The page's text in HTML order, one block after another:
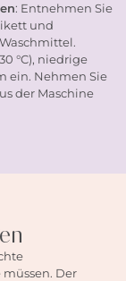
: Entnehmen Sie
und
°C), niedrige
ein. Nehmen Sie
der Maschine
Der